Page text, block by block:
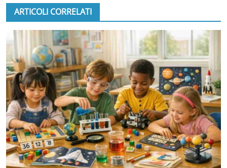
ARTICOLI CORRELATI